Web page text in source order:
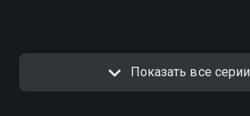
Показать все серии